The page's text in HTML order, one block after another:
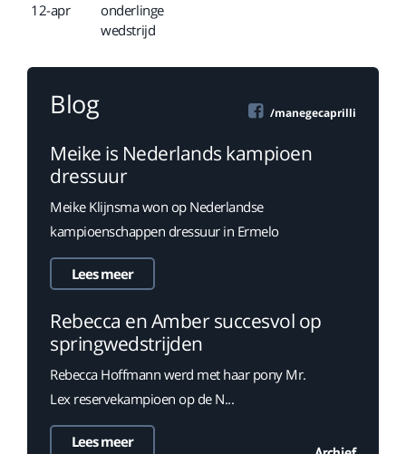
12-apr
onderlinge
wedstrijd
Blog /manegecaprilli
Meike is Nederlands kampioen
dressuur
Meike Klijnsma won op Nederlandse
kampioenschappen dressuur in Ermelo
Lees meer
Rebecca en Amber succesvol op
springwedstrijden
Rebecca Hoffmann werd met haar pony Mr.
Lex reservekampioen op de N...
Lees meer